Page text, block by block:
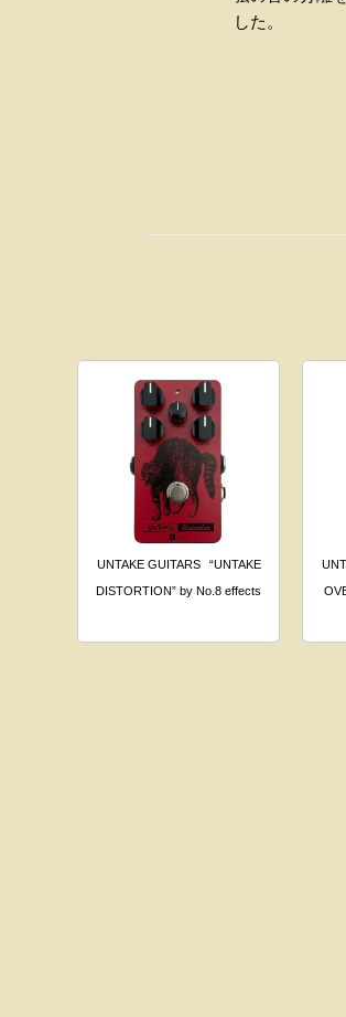
した。
UNTAKE GUITARS
“UNTAKE
DISTORTION” by No.8 effects